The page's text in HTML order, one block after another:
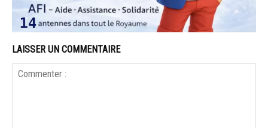
LAISSER UN COMMENTAIRE